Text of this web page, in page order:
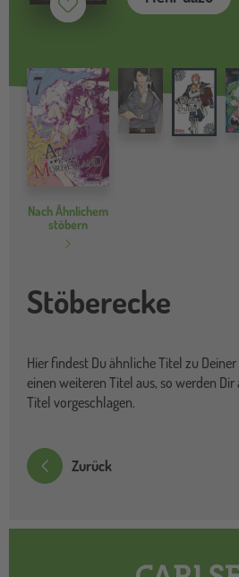
Merken ( inaktiv)
Nach Ähnlichem
stöbern
Stöberecke
Hier findest Du ähnliche Titel zu
einen weiteren Titel aus, so werden
Titel vorgeschlagen.
Zurück